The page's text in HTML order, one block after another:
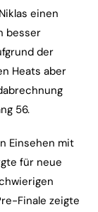
einen
besser
der
Heats aber
56.
Einsehen mit
für neue
Finale zeigte